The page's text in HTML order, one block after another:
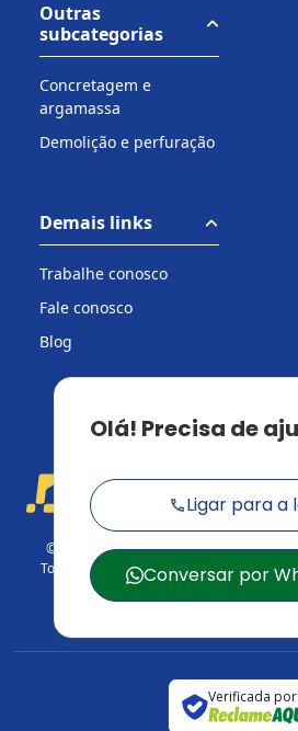
Outras
subcategorias
Concretagem e
argamassa
Demolição e perfuração
Demais links
Trabalhe conosco
Fale conosco
Blog
© 2026 Casa do Construtor.
Todos os direitos reservados.
CNPJ: 03.729.824/001-95
Verificada por